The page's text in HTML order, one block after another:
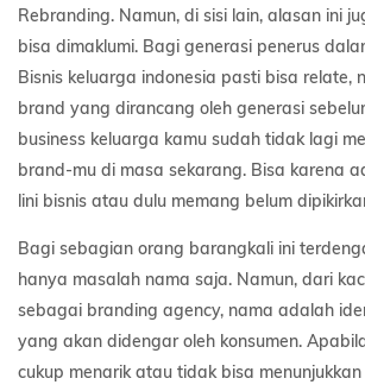
Rebranding. Namun, di sisi lain, alasan ini
bisa dimaklumi. Bagi generasi penerus
Bisnis keluarga indonesia pasti bisa relate,
brand yang dirancang oleh generasi
business keluarga kamu sudah tidak lagi
brand-mu di masa sekarang. Bisa karena
lini bisnis atau dulu memang belum
Bagi sebagian orang barangkali ini
hanya masalah nama saja. Namun, dari
sebagai branding agency, nama adalah
yang akan didengar oleh konsumen.
cukup menarik atau tidak bisa